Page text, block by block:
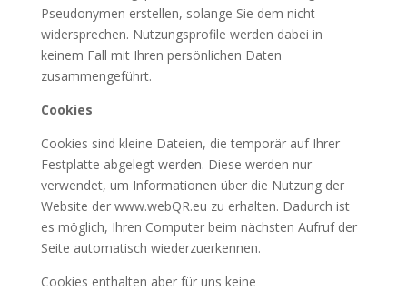
Pseudonymen erstellen, solange Sie dem nicht
widersprechen. Nutzungsprofile werden dabei in
keinem Fall mit Ihren persönlichen Daten
zusammengeführt.
Cookies
Cookies sind kleine Dateien, die temporär auf Ihrer
Festplatte abgelegt werden. Diese werden nur
verwendet, um Informationen über die Nutzung der
Website der www.webQR.eu zu erhalten. Dadurch ist
es möglich, Ihren Computer beim nächsten Aufruf der
Seite automatisch wiederzuerkennen.
Cookies enthalten aber für uns keine